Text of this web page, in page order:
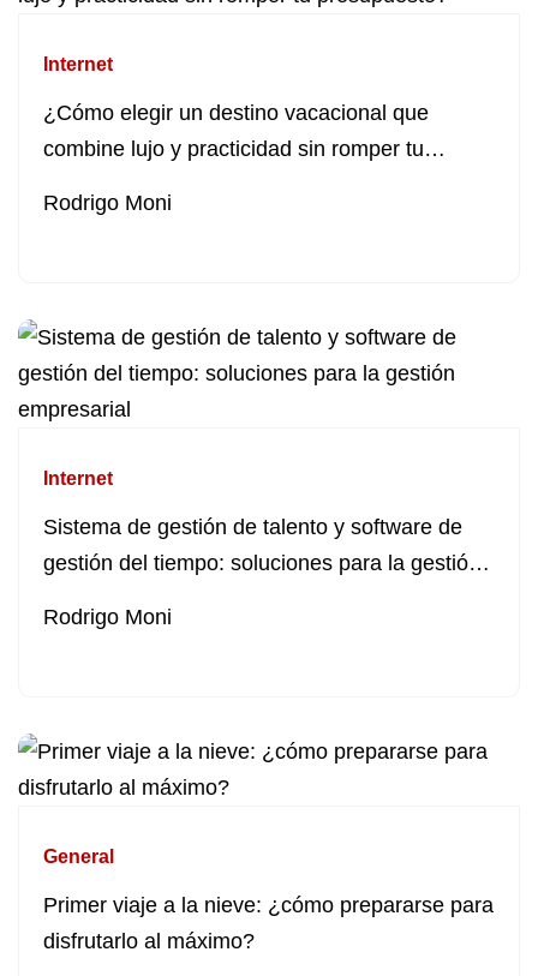
Internet
¿Cómo elegir un destino vacacional que
combine lujo y practicidad sin romper tu
Rodrigo Moni
Internet
Sistema de gestión de talento y software de
gestión del tiempo: soluciones para la gestión
Rodrigo Moni
General
Primer viaje a la nieve: ¿cómo prepararse para
disfrutarlo al máximo?